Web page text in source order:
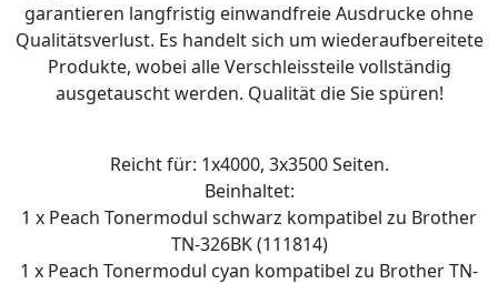
garantieren langfristig einwandfreie Ausdrucke ohne
Qualitätsverlust. Es handelt sich um wiederaufbereitete
Produkte, wobei alle Verschleissteile vollständig
ausgetauscht werden. Qualität die Sie spüren!
Reicht für: 1x4000, 3x3500 Seiten.
Beinhaltet:
1 x Peach Tonermodul schwarz kompatibel zu Brother
TN-326BK (111814)
1 x Peach Tonermodul cyan kompatibel zu Brother TN-